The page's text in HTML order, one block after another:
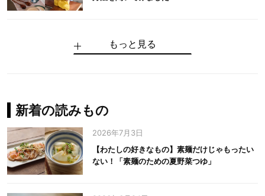
手仕事だからできる“いいもの”を作り続ける。
麻の老舗が届けたい、麻の魅力をのせた衣「中
中川政七商店の謎を解く、6つの問いと1つの答
100年先の日本に工芸があるように。中川政七
中川政七商店スタッフが綴る「今日も、土鍋ま
【わたしの好きなもの】素麺だけじゃもったい
もっと見る
新着の読みもの
2026年7月3日
【わたしの好きなもの】素麺だけじゃもったい
ない！「素麺のための夏野菜つゆ」